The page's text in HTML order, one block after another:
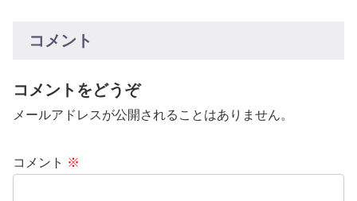
コメント
コメントをどうぞ
メールアドレスが公開されることはありません。
コメント ※